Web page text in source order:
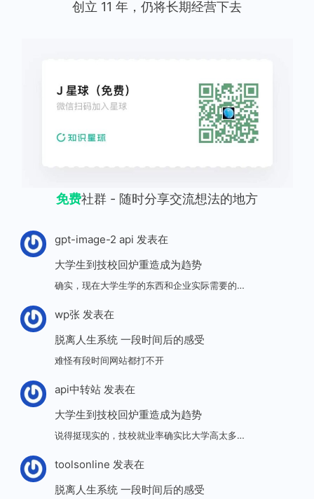
创立 11 年，仍将长期经营下去
免费社群 - 随时分享交流想法的地方
gpt-image-2 api 发表在
大学生到技校回炉重造成为趋势
确实，现在大学生学的东西和企业实际需要的…
wp张发表在
脱离人生系统 一段时间后的感受
难怪有段时间网站都打不开
api中转站发表在
大学生到技校回炉重造成为趋势
说得挺现实的，技校就业率确实比大学高太多…
toolsonline 发表在
脱离人生系统 一段时间后的感受